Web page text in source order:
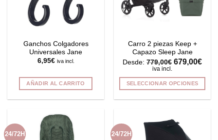
Ganchos Colgadores
Universales Jane
6,95€ iva incl.
AÑADIR AL CARRITO
Carro 2 piezas Keep +
Capazo Sleep Jane
Desde: 779,00€ 679,00€
iva incl.
SELECCIONAR OPCIONES
múltiples
variantes.
24/72H 24/72H